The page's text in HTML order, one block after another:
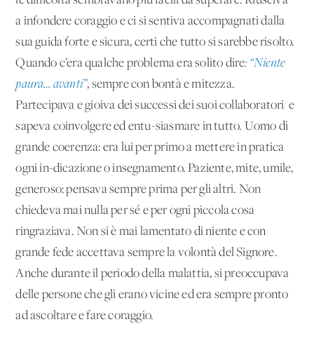
a infondere coraggio e ci si sentiva accompagnati dalla
sua guida forte e sicura, certi che tutto si sarebbe risolto.
Quando c’era qualche problema era solito dire: “Niente
paura… avanti”, sempre con bontà e mitezza.
Partecipava e gioiva dei successi dei suoi collaboratori e
sapeva coinvolgere ed entu-siasmare in tutto. Uomo di
grande coerenza: era lui per primo a mettere in pratica
ogni in-dicazione o insegnamento. Paziente, mite, umile,
generoso: pensava sempre prima per gli altri. Non
chiedeva mai nulla per sé e per ogni piccola cosa
ringraziava. Non si è mai lamentato di niente e con
grande fede accettava sempre la volontà del Signore.
Anche durante il periodo della malattia, si preoccupava
delle persone che gli erano vicine ed era sempre pronto
ad ascoltare e fare coraggio.